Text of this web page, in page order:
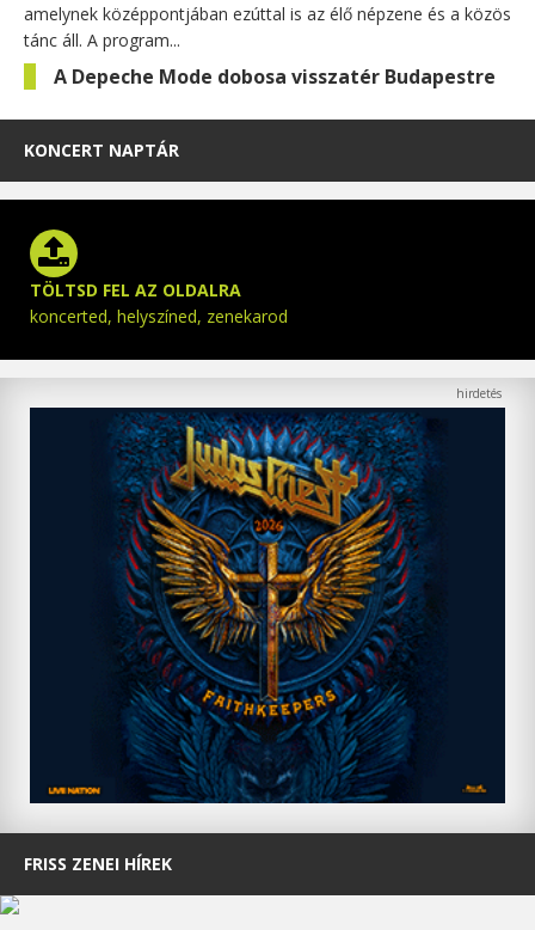
amelynek középpontjában ezúttal is az élő népzene és a közös
tánc áll. A program...
A Depeche Mode dobosa visszatér Budapestre
KONCERT NAPTÁR
TÖLTSD FEL AZ OLDALRA
koncerted, helyszíned, zenekarod
FRISS ZENEI HÍREK